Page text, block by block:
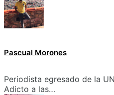
Pascual Morones
Periodista egresado de la
Adicto a las…